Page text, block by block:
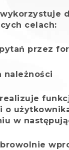
celach:
przez
należności
o
w